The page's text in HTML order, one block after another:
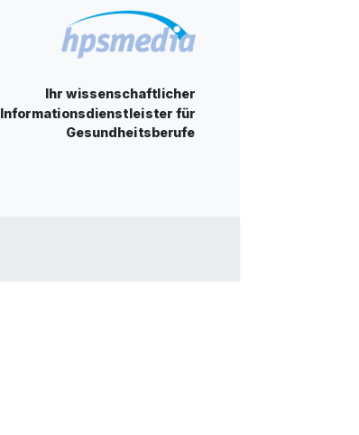
Ihr wissenschaftlicher
Informationsdienstleister für
Gesundheitsberufe